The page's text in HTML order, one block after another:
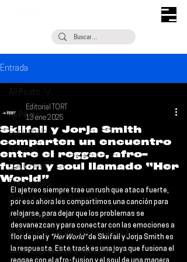
Entrada
All Posts
Escúchalo
Noticias
¿Qué Plan?
Entrevistas
Descubrimiento Semanal
Coberturas
Si Te Gusta... Te Recomendamos A...
Talento Mexa Que Debes Escuchar
All Posts
Skiifall y Jorja Smith
comparten un encuentro
entre el reggae, afro-
fusion y soul llamado “Her
World”
Editorial TORT
13 ene 2025
El ajetreo siempre trae un rush que ataca fuerte,
por eso ahora les compartimos una canción para
relajarse, para dejar que los problemas se
desvanezcan y para conectar con las emociones a
flor de piel y "Her World" de Skiifall y Jorja Smith es
la respuesta. Este track es una joya que fusiona el